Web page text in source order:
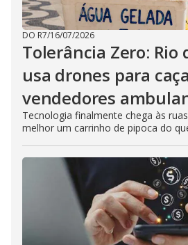
DO R7/16/07/2026
Tolerância Zero: Rio
usa drones para
vendedores
Tecnologia finalmente chega às
melhor um carrinho de pipoca do